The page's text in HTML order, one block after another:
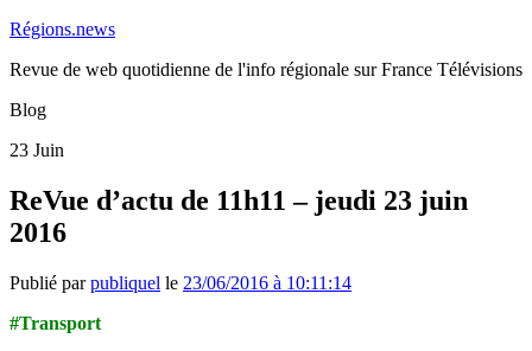
Régions.news
Revue de web quotidienne de l'info régionale sur France Télévisions
Blog
23 Juin
ReVue d’actu de 11h11 – jeudi 23 juin
2016
Publié parpubliquel le 23/06/2016 à 10:11:14
#Transport